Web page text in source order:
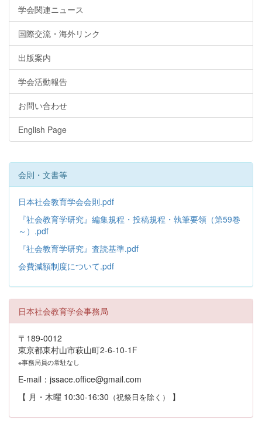
学会関連ニュース
国際交流・海外リンク
出版案内
学会活動報告
お問い合わせ
English Page
会則・文書等
日本社会教育学会会則.pdf
『社会教育学研究』編集規程・投稿規程・執筆要領（第59巻
～）.pdf
『社会教育学研究』査読基準.pdf
会費減額制度について.pdf
日本社会教育学会事務局
〒189-0012
東京都東村山市萩山町2-6-10-1F
※事務局員の常駐なし
E-mail：jssace.office@gmail.com
【 月・木曜 10:30-16:30 （祝祭日を除く） 】